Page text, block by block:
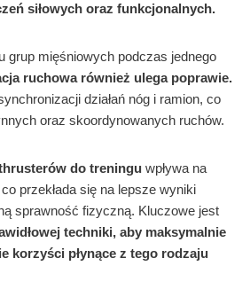
siłowych oraz funkcjonalnych.
grup mięśniowych podczas jednego
ruchowa również ulega poprawie.
działań nóg i ramion, co
oraz skoordynowanych ruchów.
do treningu wpływa na
przekłada się na lepsze wyniki
sprawność fizyczną. Kluczowe jest
techniki, aby maksymalnie
korzyści płynące z tego rodzaju